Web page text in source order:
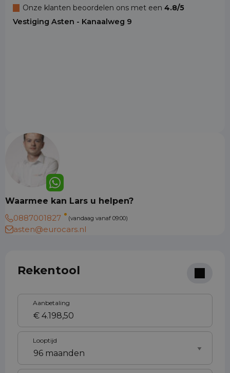
Onze klanten beoordelen ons met een 4.8/5
Vestiging Asten - Kanaalweg 9
Waarmee kan Lars u helpen?
0887001827
(vandaag vanaf 09:00)
asten@eurocars.nl
Rekentool
Aanbetaling
Looptijd